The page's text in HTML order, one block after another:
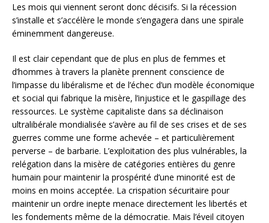
Les mois qui viennent seront donc décisifs. Si la récession
s’installe et s’accélère le monde s’engagera dans une spirale
éminemment dangereuse.
Il est clair cependant que de plus en plus de femmes et
d’hommes à travers la planète prennent conscience de
l’impasse du libéralisme et de l’échec d’un modèle économique
et social qui fabrique la misère, l’injustice et le gaspillage des
ressources. Le système capitaliste dans sa déclinaison
ultralibérale mondialisée s’avère au fil de ses crises et de ses
guerres comme une forme achevée – et particulièrement
perverse – de barbarie. L’exploitation des plus vulnérables, la
relégation dans la misère de catégories entières du genre
humain pour maintenir la prospérité d’une minorité est de
moins en moins acceptée. La crispation sécuritaire pour
maintenir un ordre inepte menace directement les libertés et
les fondements même de la démocratie. Mais l’éveil citoyen